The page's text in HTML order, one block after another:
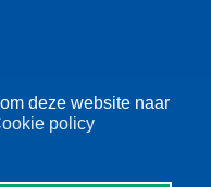
deze website naar
policy